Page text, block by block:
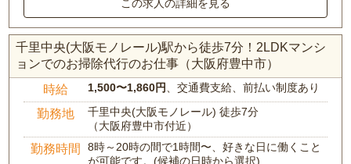
この求人の詳細を見る
千里中央(大阪モノレール)駅から徒歩7分！2LDKマンシ
ョンでのお掃除代行のお仕事（大阪府豊中市）
時給 1,500〜1,860円 、交通費支給、前払い制度あり
勤務地
千里中央(大阪モノレール) 徒歩7分
（大阪府豊中市付近）
勤務時間
8時～20時の間で1時間〜、好きな日に働くこと
が可能です。(候補の日時から選択)